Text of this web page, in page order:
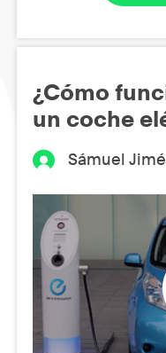
¿Cómo
un coche
Sámuel